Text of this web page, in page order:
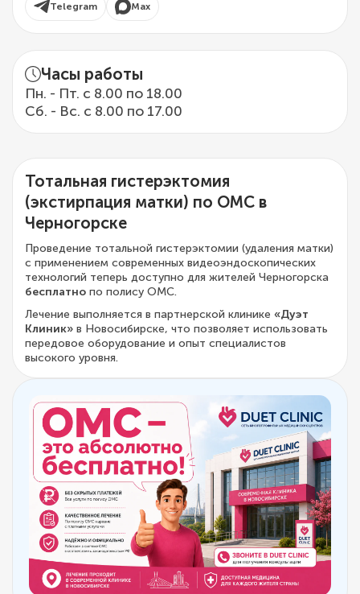
Telegram Max
Часы работы
Пн. - Пт. с 8.00 по 18.00
Сб. - Вс. с 8.00 по 17.00
Тотальная гистерэктомия
(экстирпация матки) по ОМС в
Черногорске
Проведение тотальной гистерэктомии (удаления матки)
с применением современных видеоэндоскопических
технологий теперь доступно для жителей Черногорска
бесплатно по полису ОМС.
Лечение выполняется в партнерской клинике «Дуэт
Клиник» в Новосибирске, что позволяет использовать
передовое оборудование и опыт специалистов
высокого уровня.